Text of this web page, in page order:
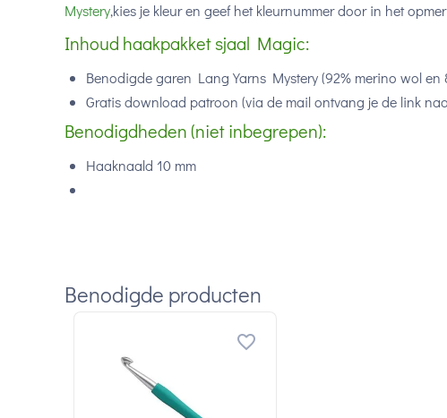
Mystery,kies je kleur en geef het kleurnummer door in het
Inhoud haakpakket sjaal Magic:
Benodigde garen Lang Yarns Mystery (92% merino wol en
Gratis download patroon (via de mail ontvang je de link
Benodigdheden (niet inbegrepen):
Haaknaald 10 mm
Benodigde producten